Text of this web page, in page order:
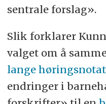
sentrale forslag».
Slik forklarer
valget om å
lange
endringer i